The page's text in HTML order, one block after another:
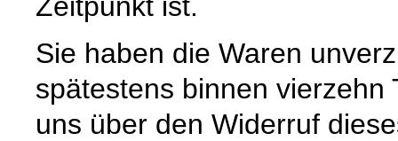
Sie haben die Waren
spätestens binnen vierzehn
uns über den Widerruf